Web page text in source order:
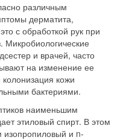
различным
дерматита,
с обработкой рук при
Микробиологические
и врачей, часто
на изменение ее
кожи
бактериями.
наименьшим
этиловый спирт. В этом
и n-